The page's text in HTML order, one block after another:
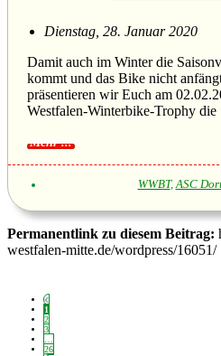
Dienstag, 28. Januar 2020
Damit auch im Winter die
kommt und das Bike nicht
präsentieren wir Euch am
Westfalen-Winterbike-Trophy
WWBT,ASC
Permanentlink zu diesem Beitrag:
westfalen-mitte.de/wordpress/16051/
1
2
3
…
26